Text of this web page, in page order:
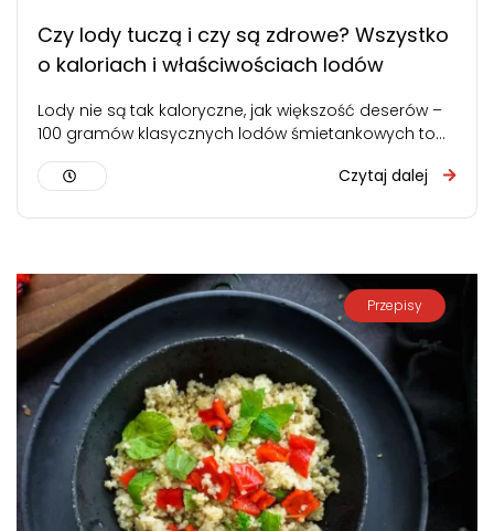
Czy lody tuczą i czy są zdrowe? Wszystko
o kaloriach i właściwościach lodów
Lody nie są tak kaloryczne, jak większość deserów –
100 gramów klasycznych lodów śmietankowych to
około 160-200 kcal. Nie tuczą…
Czytaj dalej
Przepisy